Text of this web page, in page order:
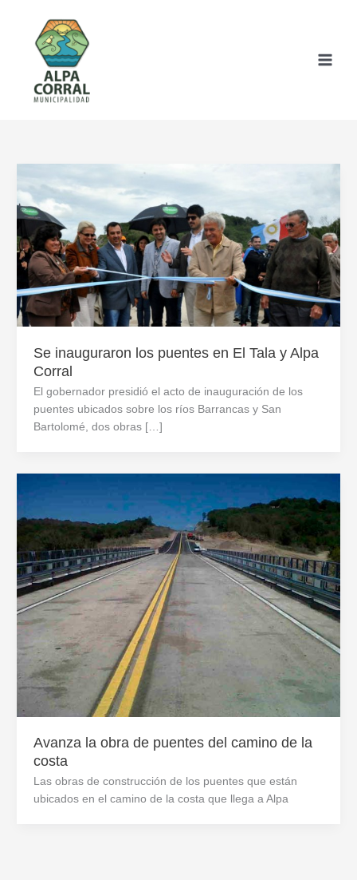
contenido
Se inauguraron los puentes en El Tala y Alpa
Corral
El gobernador presidió el acto de inauguración de los
puentes ubicados sobre los ríos Barrancas y San
Bartolomé, dos obras […]
Avanza la obra de puentes del camino de la
costa
Las obras de construcción de los puentes que están
ubicados en el camino de la costa que llega a Alpa